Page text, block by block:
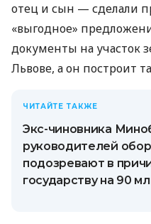
отец и сын — сделали
«выгодное»
документы на участок
Львове, а он построит
ЧИТАЙТЕ ТАКЖЕ
Экс-чиновника
руководителей
подозревают в
государству на 90